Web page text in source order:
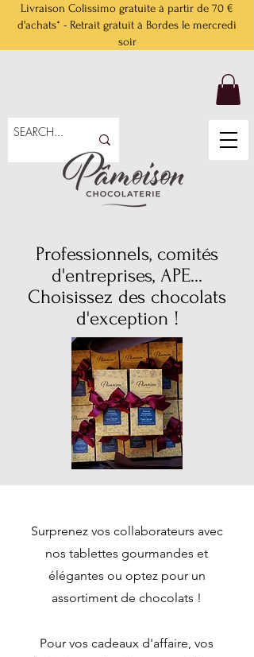
Livraison Colissimo gratuite à partir de 70 €
d'achats* - Retrait gratuit à Bordes le mercredi
soir
Professionnels, comités
d'entreprises, APE...
Choisissez des chocolats
d'exception !
Surprenez vos collaborateurs avec
nos tablettes gourmandes et
élégantes ou optez pour un
assortiment de chocolats !
Pour vos cadeaux d'affaire, vos